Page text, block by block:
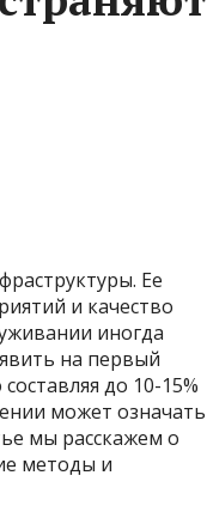
Ее
и качество
иногда
на первый
до 10-15%
может означать
мы расскажем о
методы и